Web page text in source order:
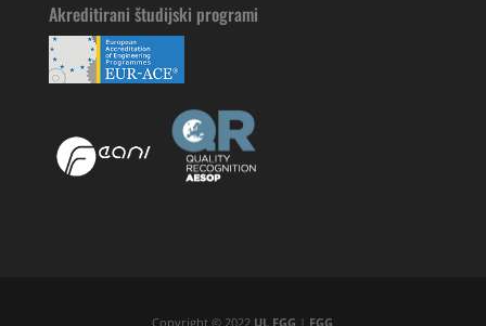
Akreditirani študijski programi
Copyright © 2022 UL FGG | FGG